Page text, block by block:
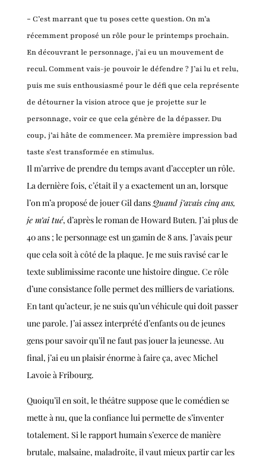
- C’est marrant que tu poses cette question. On m’a
récemment proposé un rôle pour le printemps prochain.
En découvrant le personnage, j’ai eu un mouvement de
recul. Comment vais-je pouvoir le défendre ? J’ai lu et relu,
puis me suis enthousiasmé pour le défi que cela représente
de détourner la vision atroce que je projette sur le
personnage, voir ce que cela génère de la dépasser. Du
coup, j’ai hâte de commencer. Ma première impression bad
taste s’est transformée en stimulus.
Il m’arrive de prendre du temps avant d’accepter un rôle.
La dernière fois, c’était il y a exactement un an, lorsque
l’on m’a proposé de jouer Gil dansQuand j’avais cinq ans,
je m’ai tué, d’après le roman de Howard Buten. J’ai plus de
40 ans ; le personnage est un gamin de 8 ans. J’avais peur
que cela soit à côté de la plaque. Je me suis ravisé car le
texte sublimissime raconte une histoire dingue. Ce rôle
d’une consistance folle permet des milliers de variations.
En tant qu’acteur, je ne suis qu’un véhicule qui doit passer
une parole. J’ai assez interprété d’enfants ou de jeunes
gens pour savoir qu’il ne faut pas jouer la jeunesse. Au
final, j’ai eu un plaisir énorme à faire ça, avec Michel
Lavoie à Fribourg.
Quoiqu’il en soit, le théâtre suppose que le comédien se
mette à nu, que la confiance lui permette de s’inventer
totalement. Si le rapport humain s’exerce de manière
brutale, malsaine, maladroite, il vaut mieux partir car les